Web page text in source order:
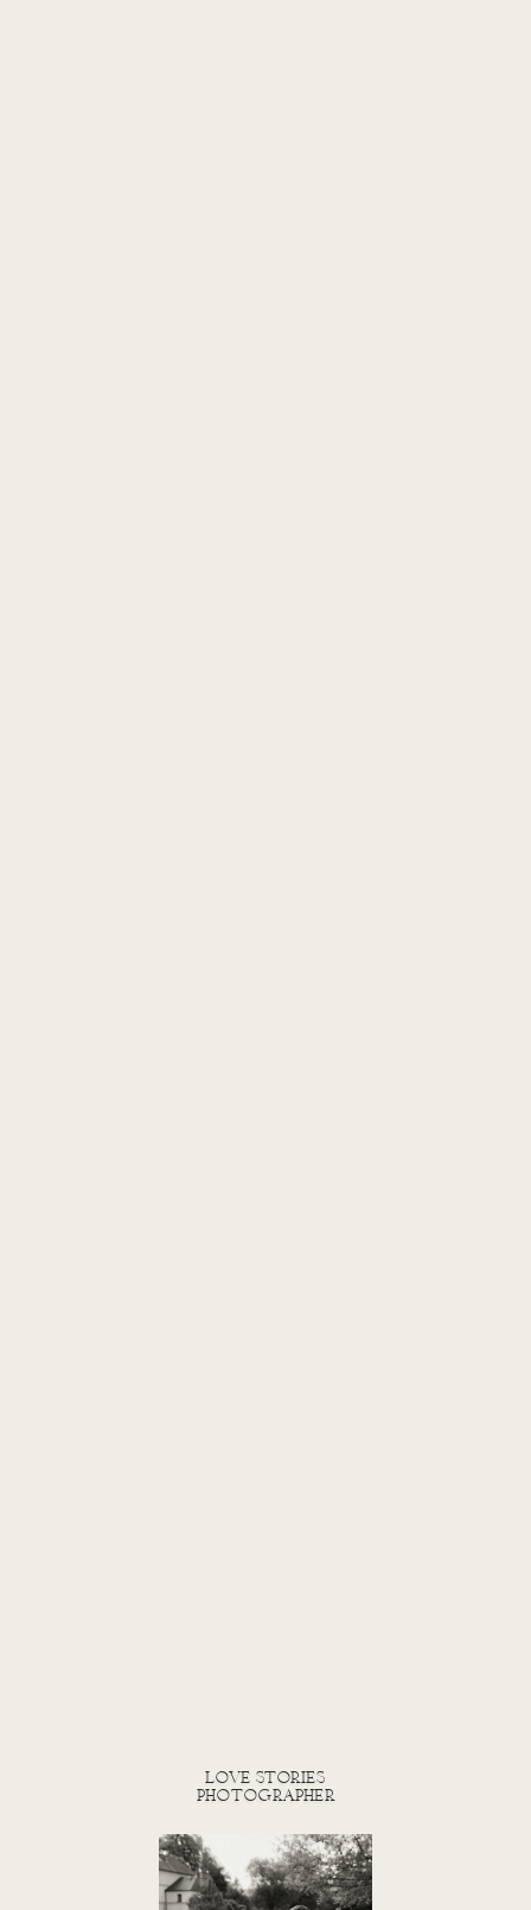
love stories
photographer